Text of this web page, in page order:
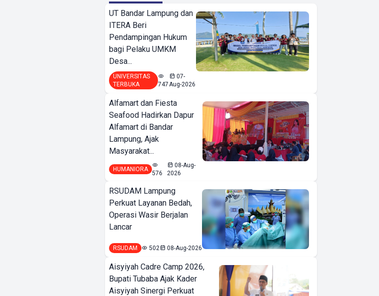
UT Bandar Lampung dan
ITERA Beri
Pendampingan Hukum
bagi Pelaku UMKM
Desa...
UNIVERSITAS
TERBUKA
747
07-
Aug-2026
Alfamart dan Fiesta
Seafood Hadirkan Dapur
Alfamart di Bandar
Lampung, Ajak
Masyarakat...
HUMANIORA
576
08-Aug-
2026
RSUDAM Lampung
Perkuat Layanan Bedah,
Operasi Wasir Berjalan
Lancar
RSUDAM 502 08-Aug-2026
Aisyiyah Cadre Camp 2026,
Bupati Tubaba Ajak Kader
Aisyiyah Sinergi Perkuat